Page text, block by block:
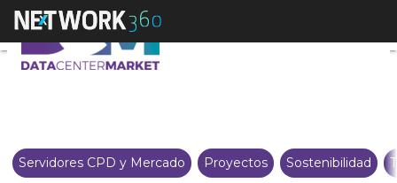
Terrasses du Port optimiza su
Servidores CPD y Mercado Proyectos Sostenibilidad